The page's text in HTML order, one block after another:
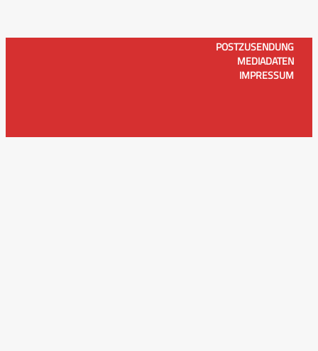
POSTZUSENDUNG
MEDIADATEN
IMPRESSUM